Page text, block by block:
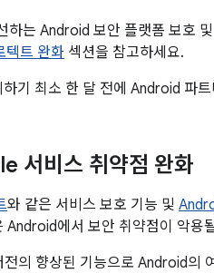
하는 Android 보안 플랫폼 보호
텍트 완화 섹션을 참고하세요.
기 최소 한 달 전에 Android 파
비스 취약점 완화
와 같은 서비스 보호 기능 및
Android에서 보안 취약점이 악용
의 향상된 기능으로 Android의